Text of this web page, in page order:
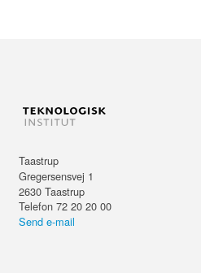
Taastrup
Gregersensvej 1
2630 Taastrup
Telefon 72 20 20 00
Send e-mail